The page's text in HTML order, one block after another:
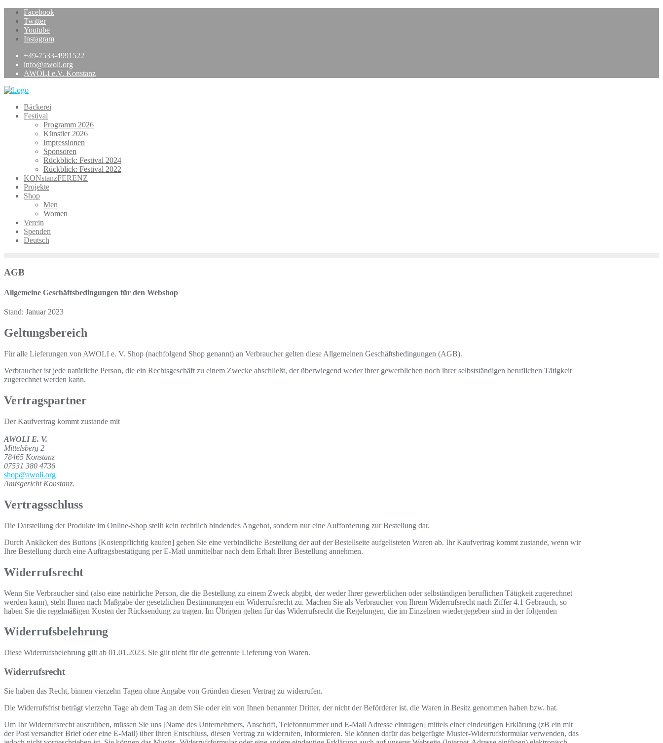
Skip
content
Facebook
Twitter
Youtube
Instagram
+49-7533-4991522
info@awoli.org
AWOLI e.V. Konstanz
Bäckerei
Festival
Programm 2026
Künstler 2026
Impressionen
Sponsoren
Rückblick: Festival 2024
Rückblick: Festival 2022
KONstanzFERENZ
Projekte
Shop
Men
Women
Verein
Spenden
Deutsch
AGB
Allgemeine Geschäftsbedingungen für den Webshop
Stand: Januar 2023
Geltungsbereich
Für alle Lieferungen von AWOLI e. V. Shop (nachfolgend Shop genannt) an Verbraucher gelten diese Allgemeinen Geschäftsbedingungen (AGB).
Verbraucher ist jede natürliche Person, die ein Rechtsgeschäft zu einem Zwecke abschließt, der überwiegend weder ihrer gewerblichen noch ihrer selbstständigen beruflichen Tätigkeit
zugerechnet werden kann.
Vertragspartner
Der Kaufvertrag kommt zustande mit
AWOLI E. V.
Mittelsberg 2
78465 Konstanz
07531 380 4736
shop@awoli.org
Amtsgericht Konstanz.
Vertragsschluss
Die Darstellung der Produkte im Online-Shop stellt kein rechtlich bindendes Angebot, sondern nur eine Aufforderung zur Bestellung dar.
Durch Anklicken des Buttons [Kostenpflichtig kaufen] geben Sie eine verbindliche Bestellung der auf der Bestellseite aufgelisteten Waren ab. Ihr Kaufvertrag kommt zustande, wenn wir
Ihre Bestellung durch eine Auftragsbestätigung per E-Mail unmittelbar nach dem Erhalt Ihrer Bestellung annehmen.
Widerrufsrecht
Wenn Sie Verbraucher sind (also eine natürliche Person, die die Bestellung zu einem Zweck abgibt, der weder Ihrer gewerblichen oder selbständigen beruflichen Tätigkeit zugerechnet
werden kann), steht Ihnen nach Maßgabe der gesetzlichen Bestimmungen ein Widerrufsrecht zu. Machen Sie als Verbraucher von Ihrem Widerrufsrecht nach Ziffer 4.1 Gebrauch, so
haben Sie die regelmäßigen Kosten der Rücksendung zu tragen. Im Übrigen gelten für das Widerrufsrecht die Regelungen, die im Einzelnen wiedergegeben sind in der folgenden
Widerrufsbelehrung
Diese Widerrufsbelehrung gilt ab 01.01.2023. Sie gilt nicht für die getrennte Lieferung von Waren.
Widerrufsrecht
Sie haben das Recht, binnen vierzehn Tagen ohne Angabe von Gründen diesen Vertrag zu widerrufen.
Die Widerrufsfrist beträgt vierzehn Tage ab dem Tag an dem Sie oder ein von Ihnen benannter Dritter, der nicht der Beförderer ist, die Waren in Besitz genommen haben bzw. hat.
Um Ihr Widerrufsrecht auszuüben, müssen Sie uns [Name des Unternehmers, Anschrift, Telefonnummer und E-Mail Adresse eintragen] mittels einer eindeutigen Erklärung (zB ein mit
der Post versandter Brief oder eine E-Mail) über Ihren Entschluss, diesen Vertrag zu widerrufen, informieren. Sie können dafür das beigefügte Muster-Widerrufsformular verwenden, das